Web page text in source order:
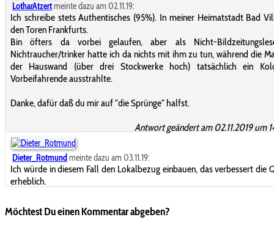
LotharAtzertmeinte dazu am 02.11.19:
Ich schreibe stets Authentisches (95%). In meiner Heimatstadt Bad
den Toren Frankfurts.
Bin öfters da vorbei gelaufen, aber als Nicht-
Nichtraucher/trinker hatte ich da nichts mit ihm zu tun, während die
der Hauswand (über drei Stockwerke hoch) tatsächlich ein
Vorbeifahrende ausstrahlte.
Danke, dafür daß du mir auf "die Sprünge" halfst.
Antwort geändert am 02.11.2019 um
Dieter_Rotmund meinte dazu am 03.11.19:
Ich würde in diesem Fall den Lokalbezug einbauen, das verbessert die
erheblich.
Möchtest Du einen Kommentar abgeben?